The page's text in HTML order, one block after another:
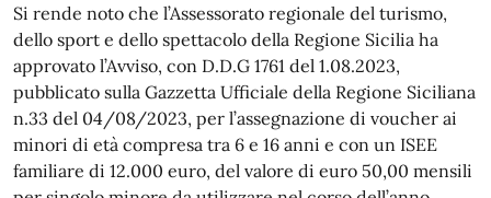
Si rende noto che l’Assessorato regionale del turismo,
dello sport e dello spettacolo della Regione Sicilia ha
approvato l’Avviso, con D.D.G 1761 del 1.08.2023,
pubblicato sulla Gazzetta Ufficiale della Regione Siciliana
n.33 del 04/08/2023, per l’assegnazione di voucher ai
minori di età compresa tra 6 e 16 anni e con un ISEE
familiare di 12.000 euro, del valore di euro 50,00 mensili